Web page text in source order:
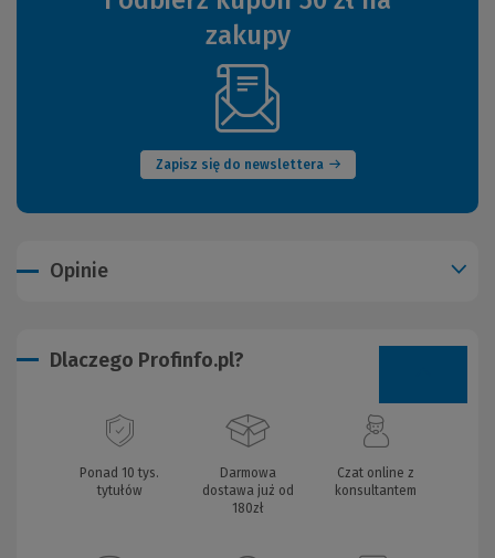
zakupy
Zapisz się do newslettera
(Nowe
okno)
Opinie
Dlaczego Profinfo.pl?
Ponad 10 tys.
tytułów
Darmowa
dostawa już od
180zł
Czat online z
konsultantem